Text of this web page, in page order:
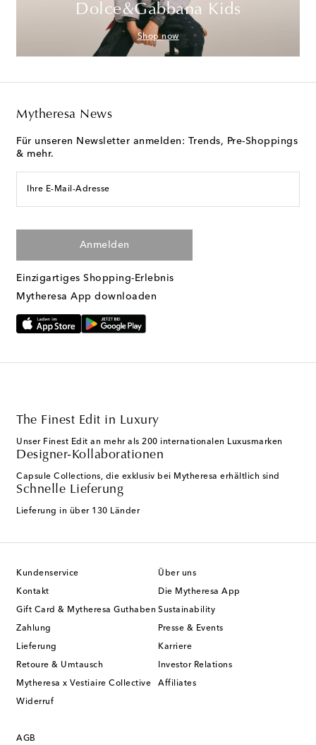
Dolce&Gabbana Kids
Shop now
Mytheresa News
Für unseren Newsletter anmelden: Trends, Pre-Shoppings
& mehr.
Ihre E-Mail-Adresse
Anmelden
Einzigartiges Shopping-Erlebnis
Mytheresa App downloaden
The Finest Edit in Luxury
Unser Finest Edit an mehr als 200 internationalen Luxusmarken
Designer-Kollaborationen
Capsule Collections, die exklusiv bei Mytheresa erhältlich sind
Schnelle Lieferung
Lieferung in über 130 Länder
Kundenservice
Kontakt
Gift Card & Mytheresa Guthaben
Zahlung
Lieferung
Retoure & Umtausch
Mytheresa x Vestiaire Collective
Widerruf
Über uns
Die Mytheresa App
Sustainability
Presse & Events
Karriere
Investor Relations
Affiliates
AGB